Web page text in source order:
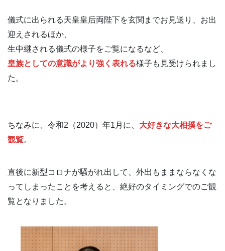
儀式に出られる天皇皇后両陛下を玄関までお見送り、お出
迎えされるほか、
生中継される儀式の様子をご覧になるなど、
皇族としての意識がより強く表れる様子も見受けられまし
た。
ちなみに、令和2（2020）年1月に、 大好きな大相撲をご
観覧。
直後に新型コロナが騒がれ出して、外出もままならなくな
ってしまったことを考えると、絶好のタイミングでのご観
覧となりました。